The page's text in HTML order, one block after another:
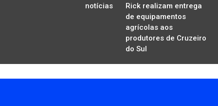
notícias
Rick realizam entrega
de equipamentos
agrícolas aos
produtores de Cruzeiro
do Sul